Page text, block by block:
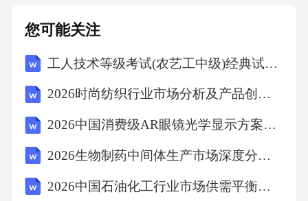
水平，而对同一道德事实的多个观察常分歧较
大，以致令人怀疑是否存在道德事实。但这种
区别只是观察与事实间关系的复杂与稳定程度
认，观察到什么受制于拥有何种理论，那么道
德主观主义至多说明道德观察比自然观察的理
论荷载更复杂，无法就此证明道德事实不存
您可能关注
工人技术等级考试(农艺工中级)经典试题及答案
2026时尚纺织行业市场分析及产品创新与市场拓展前景研究
2026中国消费级AR眼镜光学显示方案对比与用户眩晕症解决路径分析报告
2026生物制药中间体生产市场深度分析及行业发展前景趋势报告
2026中国石油化工行业市场供需平衡分析及未来投资机会规划研究报告